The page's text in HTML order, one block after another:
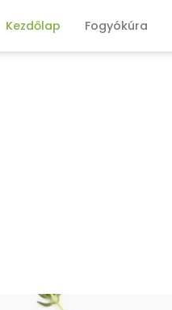
Kezdőlap Fogyókúra